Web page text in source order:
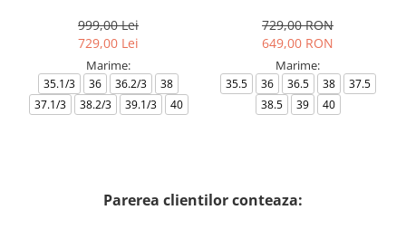
999,00 Lei
729,00 Lei
Marime:
35.1/3 36 36.2/3
38
37.1/3
38.2/3 39.1/3 40
729,00 RON
649,00 RON
Marime:
35.5 36 36.5 38
37.5
38.5
39 40
Parerea clientilor conteaza: